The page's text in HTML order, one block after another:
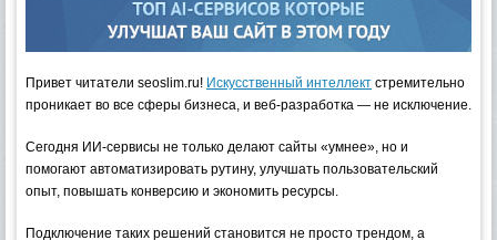
Привет читатели seoslim.ru! Искусственный интеллект стремительно
проникает во все сферы бизнеса, и веб-разработка — не исключение.
Сегодня ИИ-сервисы не только делают сайты «умнее», но и
помогают автоматизировать рутину, улучшать пользовательский
опыт, повышать конверсию и экономить ресурсы.
Подключение таких решений становится не просто трендом, а